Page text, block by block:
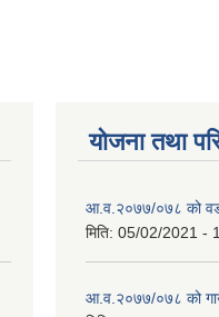
योजना तथा
आ.व.२०७७/०७८ को
मिति: 05/02/2021 -
आ.व.२०७७/०७८ को